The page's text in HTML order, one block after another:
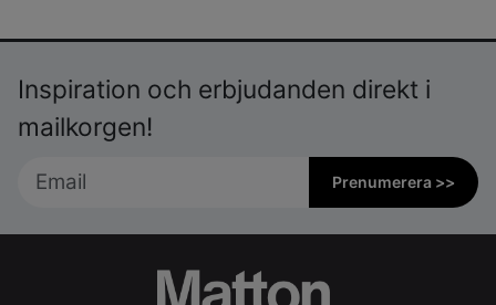
Inspiration och erbjudanden direkt i
mailkorgen!
Prenumerera >>